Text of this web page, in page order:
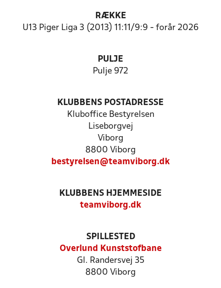
RÆKKE
U13 Piger Liga 3 (2013) 11:11/9:9 - forår 2026
PULJE
Pulje 972
KLUBBENS POSTADRESSE
Kluboffice Bestyrelsen
Liseborgvej
Viborg
8800 Viborg
bestyrelsen@teamviborg.dk
KLUBBENS HJEMMESIDE
teamviborg.dk
SPILLESTED
Overlund Kunststofbane
Gl. Randersvej 35
8800 Viborg